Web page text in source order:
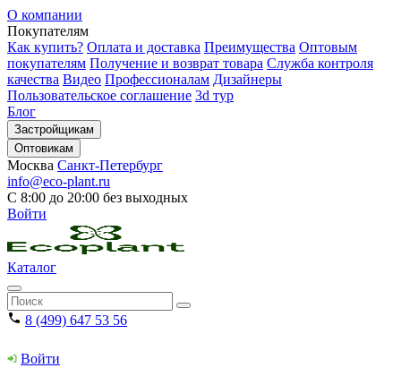
О компании
Покупателям
Как купить? Оплата и доставка Преимущества Оптовым
покупателям Получение и возврат товара Служба контроля
качества Видео Профессионалам Дизайнеры
Пользовательское соглашение 3d тур
Блог
Застройщикам
Оптовикам
Москва Санкт-Петербург
info@eco-plant.ru
С 8:00 до 20:00 без выходных
Войти
Каталог
8 (499) 647 53 56
Войти